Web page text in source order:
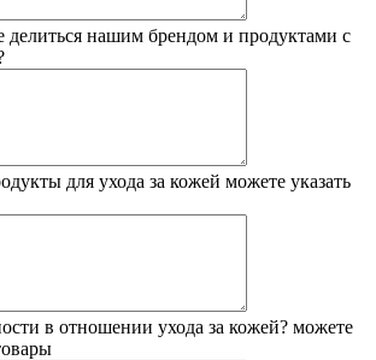
делиться нашим брендом и продуктами с
для ухода за кожей можете указать
в отношении ухода за кожей? можете